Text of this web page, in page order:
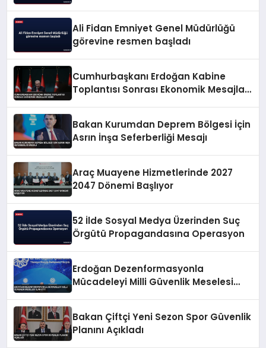
Ali Fidan Emniyet Genel Müdürlüğü
görevine resmen başladı
Cumhurbaşkanı Erdoğan Kabine
Toplantısı Sonrası Ekonomik Mesajlar
Bakan Kurumdan Deprem Bölgesi İçin
Asrın İnşa Seferberliği Mesajı
Araç Muayene Hizmetlerinde 2027
2047 Dönemi Başlıyor
52 İlde Sosyal Medya Üzerinden Suç
Örgütü Propagandasına Operasyon
Erdoğan Dezenformasyonla
Mücadeleyi Milli Güvenlik Meselesi
Bakan Çiftçi Yeni Sezon Spor Güvenlik
Planını Açıkladı